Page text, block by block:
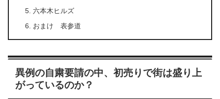
六本木ヒルズ
おまけ 表参道
異例の自粛要請の中、初売りで街は盛り上
がっているのか？